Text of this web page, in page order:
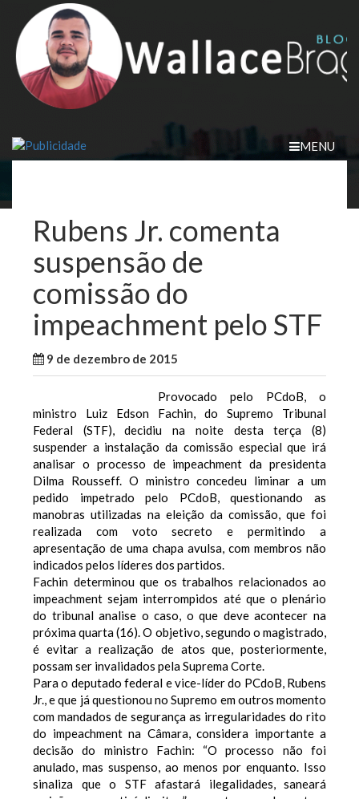
content
MENU
Rubens Jr. comenta
suspensão de
comissão do
impeachment pelo STF
9 de dezembro de 2015
Provocado pelo PCdoB, o
ministro Luiz Edson Fachin, do Supremo Tribunal
Federal (STF), decidiu na noite desta terça (8)
suspender a instalação da comissão especial que irá
analisar o processo de impeachment da presidenta
Dilma Rousseff. O ministro concedeu liminar a um
pedido impetrado pelo PCdoB, questionando as
manobras utilizadas na eleição da comissão, que foi
realizada com voto secreto e permitindo a
apresentação de uma chapa avulsa, com membros não
indicados pelos líderes dos partidos.
Fachin determinou que os trabalhos relacionados ao
impeachment sejam interrompidos até que o plenário
do tribunal analise o caso, o que deve acontecer na
próxima quarta (16). O objetivo, segundo o magistrado,
é evitar a realização de atos que, posteriormente,
possam ser invalidados pela Suprema Corte.
Para o deputado federal e vice-líder do PCdoB, Rubens
Jr., e que já questionou no Supremo em outros momento
com mandados de segurança as irregularidades do rito
do impeachment na Câmara, considera importante a
decisão do ministro Fachin: “O processo não foi
anulado, mas suspenso, ao menos por enquanto. Isso
sinaliza que o STF afastará ilegalidades, saneará